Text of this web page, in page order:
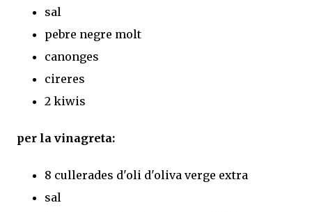
sal
pebre negre molt
canonges
cireres
2 kiwis
per la vinagreta:
8 cullerades d'oli d'oliva verge extra
sal